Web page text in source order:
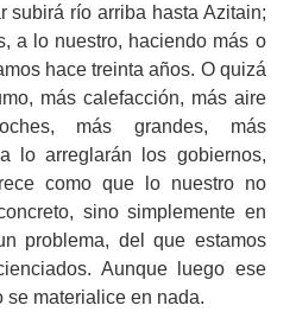
subirá río arriba hasta Azitain;
a lo nuestro, haciendo más o
hace treinta años. O quizá
más calefacción, más aire
más grandes, más
lo arreglarán los gobiernos,
como que lo nuestro no
sino simplemente en
problema, del que estamos
Aunque luego ese
materialice en nada.